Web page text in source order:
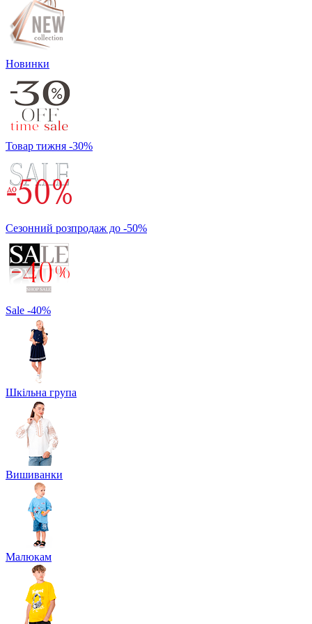
Новинки
Товар тижня -30%
Сезонний розпродаж до -50%
Sale -40%
Шкільна група
Вишиванки
Малюкам